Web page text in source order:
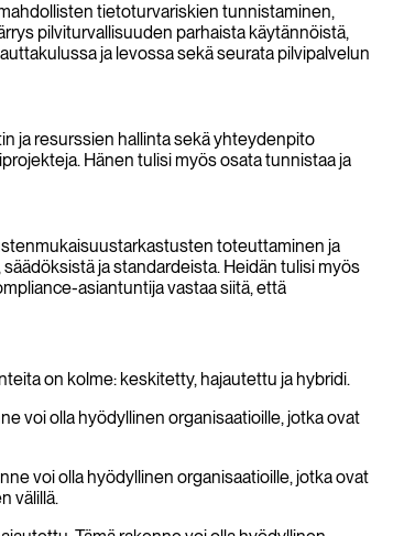
tietoturvariskien tunnistaminen,
pilviturvallisuuden parhaista käytännöistä,
ja levossa sekä seurata pilvipalvelun
ja resurssien hallinta sekä yhteydenpito
Hänen tulisi myös osata tunnistaa ja
toteuttaminen ja
ja standardeista. Heidän tulisi myös
asiantuntija vastaa siitä, että
on kolme: keskitetty, hajautettu ja hybridi.
voi olla hyödyllinen organisaatioille, jotka ovat
voi olla hyödyllinen organisaatioille, jotka ovat
välillä.